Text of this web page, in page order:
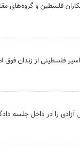
بین سازشکاران فلسطین و
پس از حدود چهار ماهی که از عملیات تونل آزادی و فرار
را در داخل جلسه